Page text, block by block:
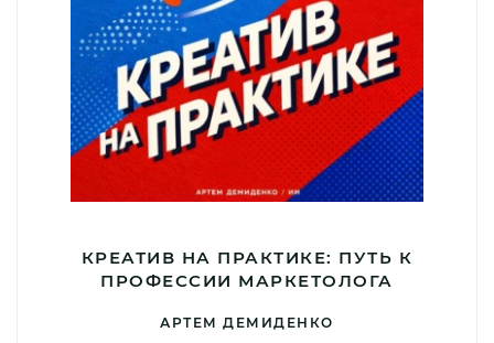
КРЕАТИВ НА ПРАКТИКЕ: ПУТЬ К
ПРОФЕССИИ МАРКЕТОЛОГА
АРТЕМ ДЕМИДЕНКО